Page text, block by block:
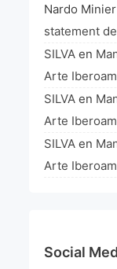
Nardo
statement
SILVA en
Arte
SILVA en
Arte
SILVA en
Arte
Social